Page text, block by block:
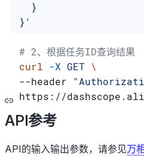
  }
}'
# 2、根据任务ID查询结果
curl -X GET \
--header
https://
API参考
API的输入输出参数，请参见万